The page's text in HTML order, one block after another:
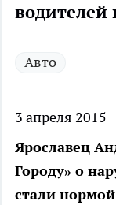
водителей
Авто
3 апреля 2015
Ярославец
Городу» о
стали нормой